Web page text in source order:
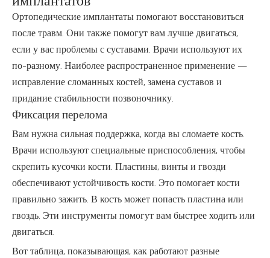
Ортопедические имплантаты помогают восстановиться
после травм. Они также помогут вам лучше двигаться,
если у вас проблемы с суставами. Врачи используют их
по-разному. Наиболее распространенное применение —
исправление сломанных костей, замена суставов и
придание стабильности позвоночнику.
Фиксация перелома
Вам нужна сильная поддержка, когда вы сломаете кость.
Врачи используют специальные приспособления, чтобы
скрепить кусочки кости. Пластины, винты и гвозди
обеспечивают устойчивость кости. Это помогает кости
правильно зажить. В кость может попасть пластина или
гвоздь. Эти инструменты помогут вам быстрее ходить или
двигаться.
Вот таблица, показывающая, как работают разные